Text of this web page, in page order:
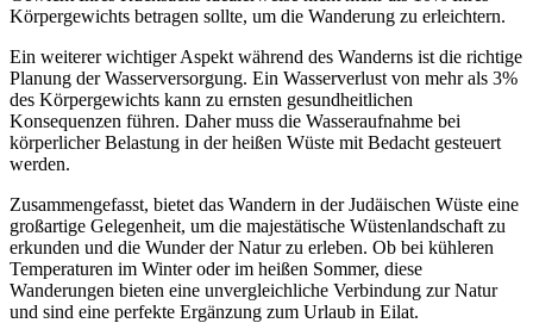
Körpergewichts betragen sollte, um die Wanderung zu erleichtern.
Ein weiterer wichtiger Aspekt während des Wanderns ist die richtige
Planung der Wasserversorgung. Ein Wasserverlust von mehr als 3%
des Körpergewichts kann zu ernsten gesundheitlichen
Konsequenzen führen. Daher muss die Wasseraufnahme bei
körperlicher Belastung in der heißen Wüste mit Bedacht gesteuert
werden.
Zusammengefasst, bietet das Wandern in der Judäischen Wüste eine
großartige Gelegenheit, um die majestätische Wüstenlandschaft zu
erkunden und die Wunder der Natur zu erleben. Ob bei kühleren
Temperaturen im Winter oder im heißen Sommer, diese
Wanderungen bieten eine unvergleichliche Verbindung zur Natur
und sind eine perfekte Ergänzung zum Urlaub in Eilat.